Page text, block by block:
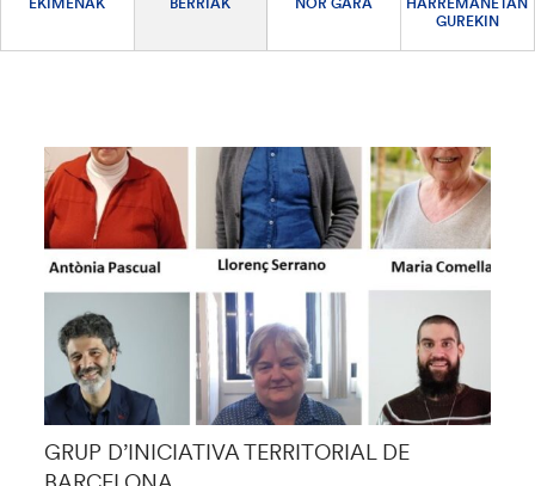
GUREKIN
GRUP D’INICIATIVA TERRITORIAL DE